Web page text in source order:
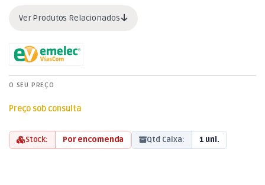
Ver Produtos Relacionados
O SEU PREÇO
Preço sob consulta
Stock: Por encomenda Qtd Caixa: 1 uni.